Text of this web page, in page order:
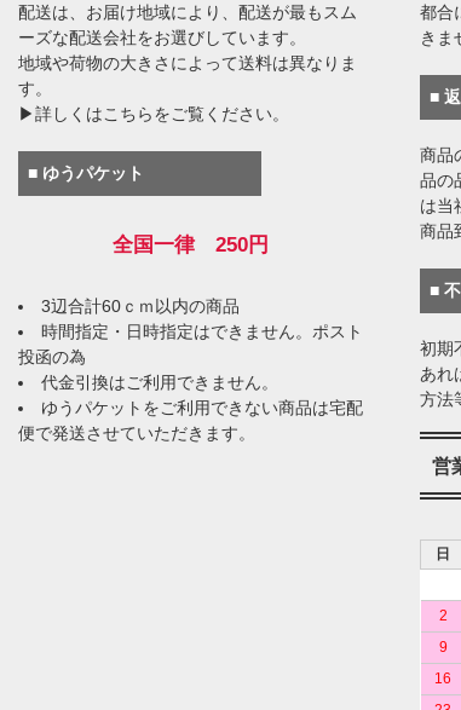
配送は、お届け地域により、配送が最もスム
ーズな配送会社をお選びしています。
地域や荷物の大きさによって送料は異なりま
す。
▶詳しくはこちらをご覧ください。
■ ゆうパケット
全国一律 250円
3辺合計60ｃｍ以内の商品
時間指定・日時指定はできません。ポスト
投函の為
代金引換はご利用できません。
ゆうパケットをご利用できない商品は宅配
便で発送させていただきます。
都合
きま
■
商品
品の
は当
商品
■
初期
あれ
方法
営
日
2
9
16